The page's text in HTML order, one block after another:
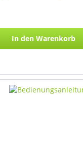
In den Warenkorb